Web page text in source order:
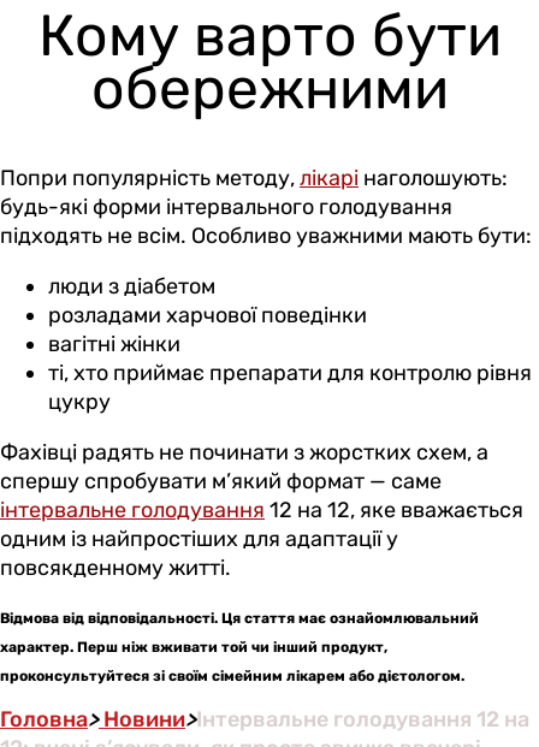
Кому варто бути
обережними
Попри популярність методу,лікарі наголошують:
будь-які форми інтервального голодування
підходять не всім. Особливо уважними мають бути:
люди з діабетом
розладами харчової поведінки
вагітні жінки
ті, хто приймає препарати для контролю рівня
цукру
Фахівці радять не починати з жорстких схем, а
спершу спробувати м’який формат — саме
інтервальне голодування 12 на 12, яке вважається
одним із найпростіших для адаптації у
повсякденному житті.
Відмова від відповідальності. Ця стаття має ознайомлювальний
характер. Перш ніж вживати той чи інший продукт,
проконсультуйтеся зі своїм сімейним лікарем або дієтологом.
Головна>Новини>Інтервальне голодування 12 на